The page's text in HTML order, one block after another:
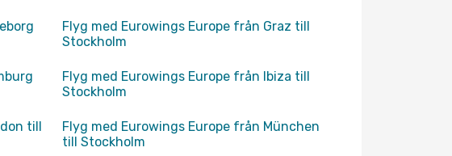
Flyg med Eurowings Europe från Graz till
Stockholm
Flyg med Eurowings Europe från Ibiza till
Stockholm
till
Flyg med Eurowings Europe från München
till Stockholm